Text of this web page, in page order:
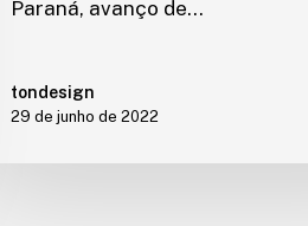
Paraná, avanço de…
tondesign
29 de junho de 2022